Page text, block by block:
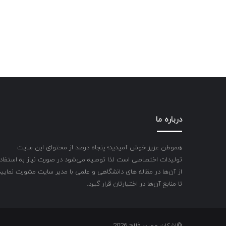
درباره ما
هموطن عزیز خوش آمیدید؛ پنجاه درصد از محتوای این سایت
تولیدات اختصاصی است لذا توصیه می‌شود در صورت نیاز به
از آن‌ها در مقاله های دانشگاهی و علمی با مدیر سایت مشورت
تا منابع آن‌ها در اختیارتان قرار گیرد.